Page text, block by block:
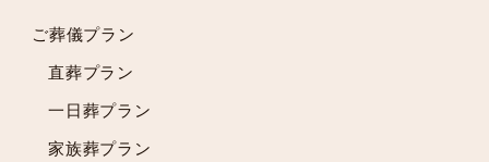
ご葬儀プラン
直葬プラン
一日葬プラン
家族葬プラン